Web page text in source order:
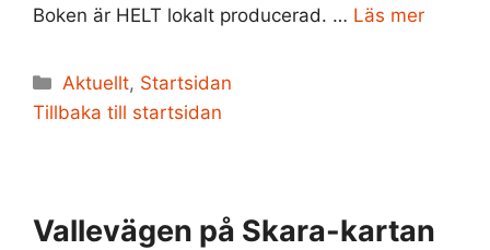
Boken är HELT lokalt producerad. … Läs mer
Kategorier
Aktuellt, Startsidan
Tillbaka till startsidan
Vallevägen på Skara-kartan